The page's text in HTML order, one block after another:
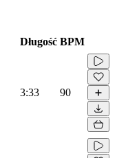
Długość BPM
3:33 90